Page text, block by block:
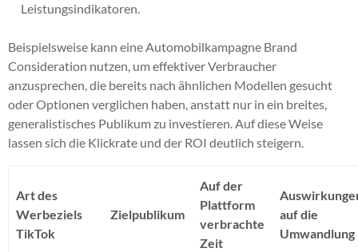
Leistungsindikatoren.
Beispielsweise kann eine Automobilkampagne Brand
Consideration nutzen, um effektiver Verbraucher
anzusprechen, die bereits nach ähnlichen Modellen gesucht
oder Optionen verglichen haben, anstatt nur in ein breites,
generalistisches Publikum zu investieren. Auf diese Weise
lassen sich die Klickrate und der ROI deutlich steigern.
Art des
Werbeziels
TikTok
Zielpublikum
Auf der
Plattform
verbrachte
Zeit
auf die
Umwandlung